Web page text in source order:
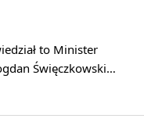
to Minister
Święczkowski…